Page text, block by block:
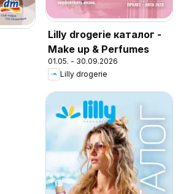
Lilly drogerie каталог -
Make up & Perfumes
01.05. - 30.09.2026
Lilly drogerie